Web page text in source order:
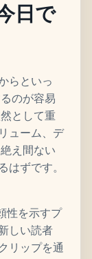
日で
らといっ
のが容易
として重
ューム、デ
え間ない
ずです。
性を示すプ
しい読者
リップを通